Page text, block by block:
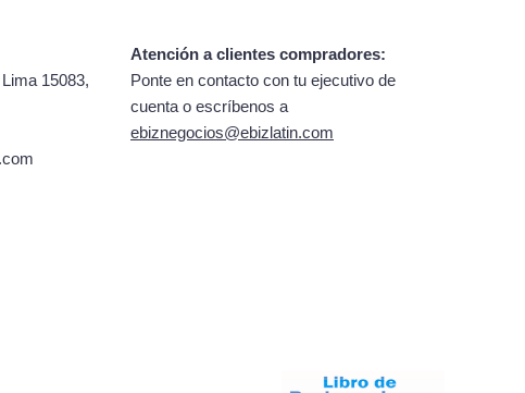
15083,
Atención a clientes compradores:
Ponte en contacto con tu ejecutivo de
cuenta o escríbenos a
ebiznegocios@ebizlatin.com